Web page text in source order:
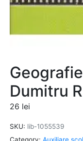
Dumitru
26 lei
SKU: lib-1055539